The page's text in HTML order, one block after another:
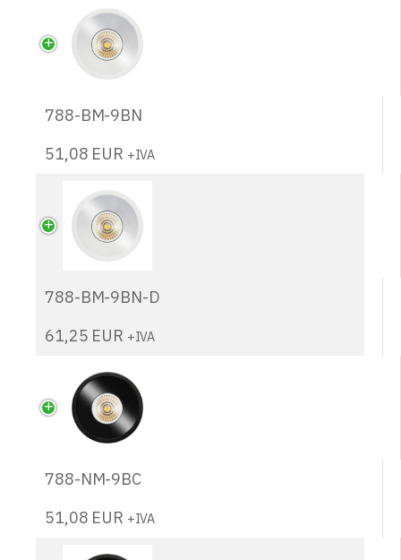
788-BM-9BN
51,08 EUR +IVA
788-BM-9BN-D
61,25 EUR +IVA
788-NM-9BC
51,08 EUR +IVA